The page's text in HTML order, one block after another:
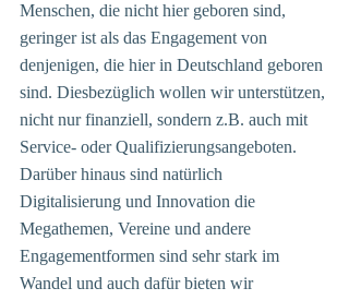
Menschen, die nicht hier geboren sind,
geringer ist als das Engagement von
denjenigen, die hier in Deutschland geboren
sind. Diesbezüglich wollen wir unterstützen,
nicht nur finanziell, sondern z.B. auch mit
Service- oder Qualifizierungsangeboten.
Darüber hinaus sind natürlich
Digitalisierung und Innovation die
Megathemen, Vereine und andere
Engagementformen sind sehr stark im
Wandel und auch dafür bieten wir